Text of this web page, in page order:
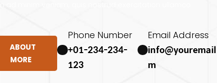
ABOUT
MORE
Phone Number
+01-234-234-
123
Email Address
m